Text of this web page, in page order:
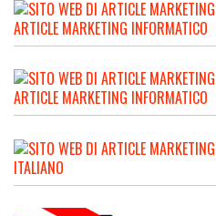
ARTICLE MARKETING INFORMATICO
ARTICLE MARKETING INFORMATICO
ITALIANO